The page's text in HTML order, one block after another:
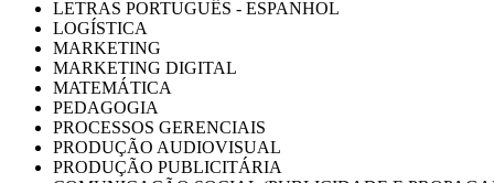
LETRAS PORTUGUÊS - ESPANHOL
LOGÍSTICA
MARKETING
MARKETING DIGITAL
MATEMÁTICA
PEDAGOGIA
PROCESSOS GERENCIAIS
PRODUÇÃO AUDIOVISUAL
PRODUÇÃO PUBLICITÁRIA